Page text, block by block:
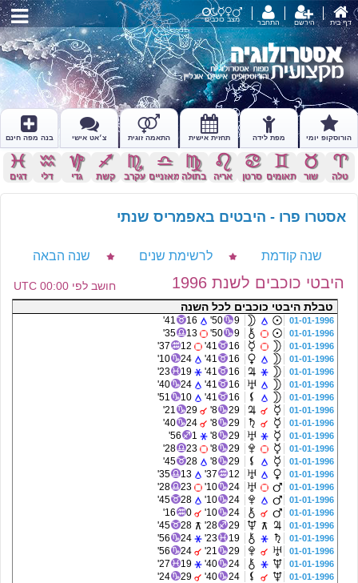
דף בית הירשם התחבר מצב כוכבים
הורוסקופ יומי מפת לידה תחזית אישית התאמה זוגית צ׳אט אישי בנה מפה חינם
a
טלה
s
שור
d
תאומים
f
סרטן
g
אריה
h
בתולה
j
מאזניים
k
עקרב
l
קשת
z
גדי
x
דלי
c
דגים
אסטרו פרו - היבטים באפמריס שנתי
שנה קודמת לרשימת שנים שנה הבאה
היבטי כוכבים לשנת 1996
חושב לפי 00:00 UTC
טבלת היבטי כוכבים לכל השנה
01-01-1996
9
50'
16
41'
01-01-1996
9
50'
13
35'
01-01-1996
16
41'
12
37'
01-01-1996
16
41'
24
10'
01-01-1996
16
41'
19
23'
01-01-1996
16
41'
24
40'
01-01-1996
16
41'
10
51'
01-01-1996
29
8'
29
21'
01-01-1996
29
8'
24
40'
01-01-1996
29
8'
1
56'
01-01-1996
29
8'
23
28'
01-01-1996
29
8'
28
45'
01-01-1996
12
37'
13
35'
01-01-1996
24
10'
23
28'
01-01-1996
24
10'
28
45'
01-01-1996
24
10'
0
16'
01-01-1996
29
28'
28
45'
01-01-1996
19
23'
24
56'
01-01-1996
29
21'
24
56'
01-01-1996
24
40'
19
27'
01-01-1996
24
40'
29
24'